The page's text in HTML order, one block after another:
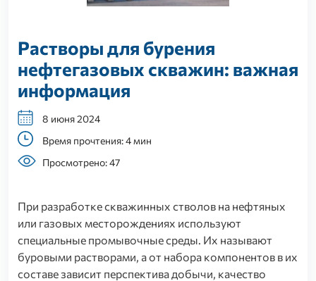
Растворы для бурения
нефтегазовых скважин: важная
информация
8 июня 2024
Время прочтения: 4 мин
Просмотрено: 47
При разработке скважинных стволов на нефтяных
или газовых месторождениях используют
специальные промывочные среды. Их называют
буровыми растворами, а от набора компонентов в их
составе зависит перспектива добычи, качество